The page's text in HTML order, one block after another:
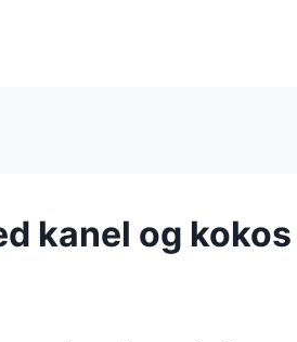
kanel og kokos